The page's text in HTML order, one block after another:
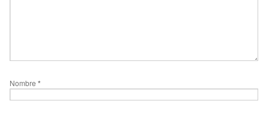
Nombre *